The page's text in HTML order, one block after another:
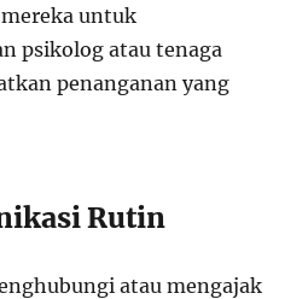
untuk
psikolog atau tenaga
penanganan yang
Rutin
atau mengajak